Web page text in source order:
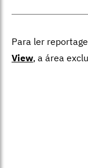
Para ler
View, a área